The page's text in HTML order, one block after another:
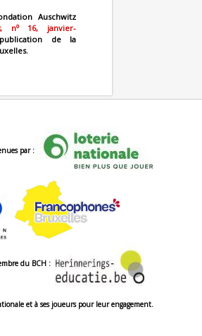
Auschwitz
, no16, janvier-
de la
par :
du BCH :
et à ses joueurs pour leur engagement.